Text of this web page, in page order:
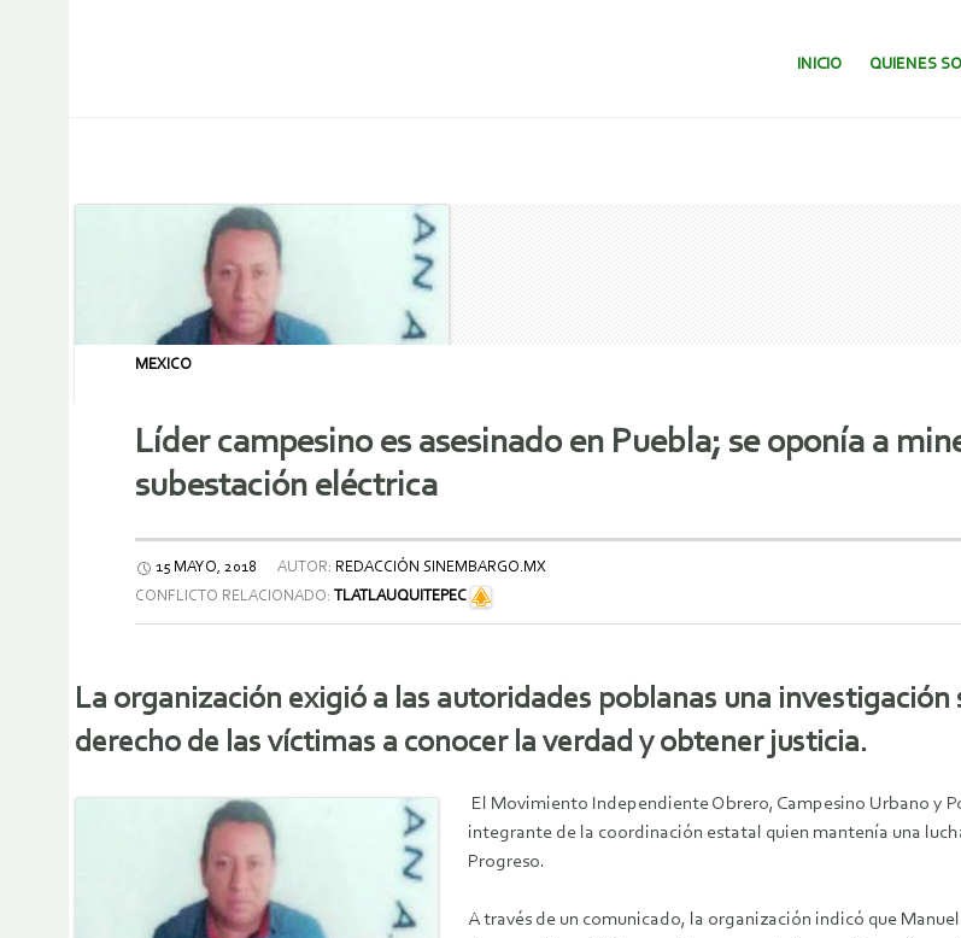
SALTAR AL
INICIO QUIENES
MEXICO
Líder campesino es asesinado en Puebla; se oponía a
subestación eléctrica
15 MAYO, 2018 AUTOR: REDACCIÓN SINEMBARGO.MX
CONFLICTO RELACIONADO:
TLATLAUQUITEPEC
La organización exigió a las autoridades poblanas una
derecho de las víctimas a conocer la verdad y obtener justicia.
El Movimiento Independiente Obrero, Campesino Urbano y
integrante de la coordinación estatal quien mantenía una
Progreso.
A través de un comunicado, la organización indicó que